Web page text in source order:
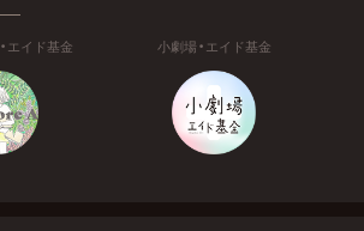
エイド基金 小劇場・エイド基金